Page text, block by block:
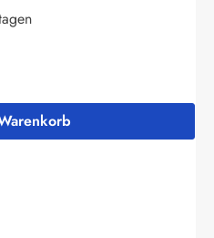
den gewünschten